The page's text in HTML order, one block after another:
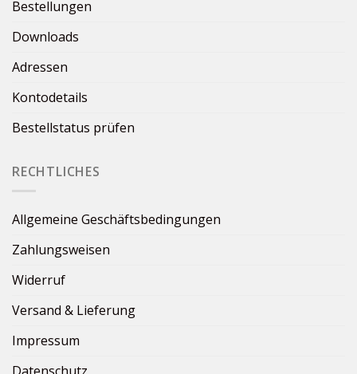
Bestellungen
Downloads
Adressen
Kontodetails
Bestellstatus prüfen
RECHTLICHES
Allgemeine Geschäftsbedingungen
Zahlungsweisen
Widerruf
Versand & Lieferung
Impressum